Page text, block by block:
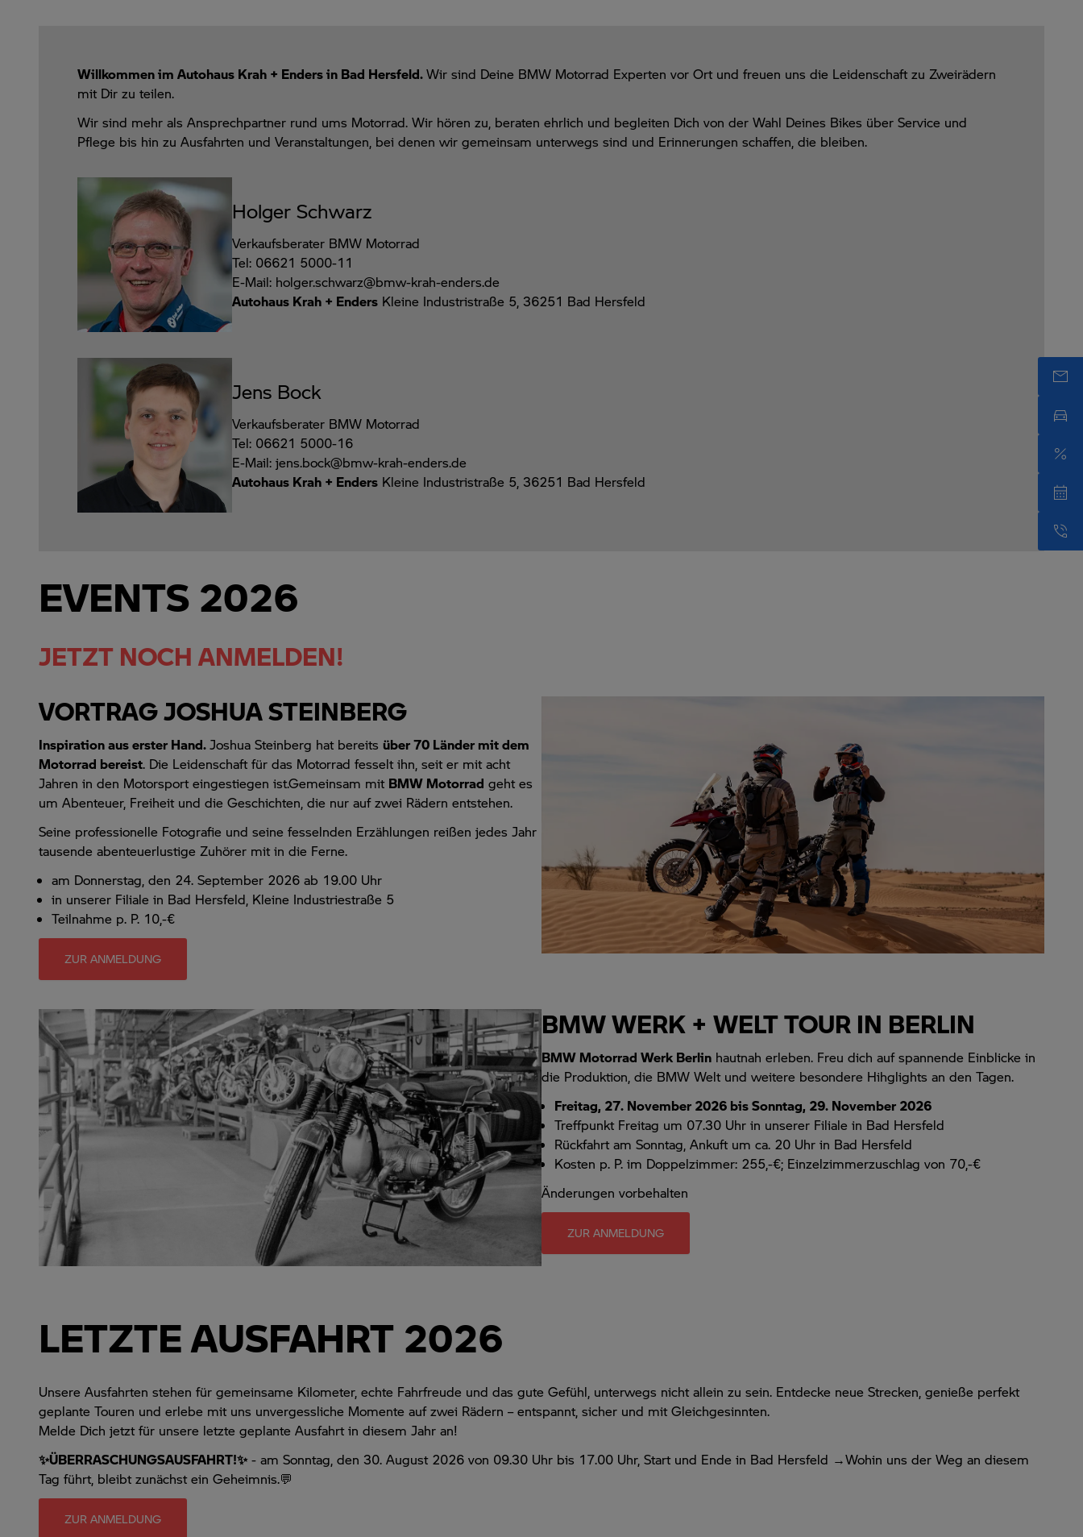
Willkommen im Autohaus Krah + Enders in Bad Hersfeld.Wir sind Deine BMW Motorrad Experten vor Ort und freuen uns die Leidenschaft zu Zweirädern
mit Dir zu teilen.
Wir sind mehr als Ansprechpartner rund ums Motorrad. Wir hören zu, beraten ehrlich und begleiten Dich von der Wahl Deines Bikes über Service und
Pflege bis hin zu Ausfahrten und Veranstaltungen, bei denen wir gemeinsam unterwegs sind und Erinnerungen schaffen, die bleiben.
Holger Schwarz
Verkaufsberater BMW Motorrad
Tel: 06621 5000-11
E-Mail: holger.schwarz@bmw-krah-enders.de
Autohaus Krah + Enders Kleine Industristraße 5, 36251 Bad Hersfeld
Jens Bock
Verkaufsberater BMW Motorrad
Tel: 06621 5000-16
E-Mail: jens.bock@bmw-krah-enders.de
Autohaus Krah + Enders Kleine Industristraße 5, 36251 Bad Hersfeld
EVENTS 2026
JETZT NOCH ANMELDEN!
VORTRAG JOSHUA STEINBERG
Inspiration aus erster Hand.Joshua Steinberg hat bereits über 70 Länder mit dem
Motorrad bereist. Die Leidenschaft für das Motorrad fesselt ihn, seit er mit acht
Jahren in den Motorsport eingestiegen ist.Gemeinsam mit BMW Motorrad geht es
um Abenteuer, Freiheit und die Geschichten, die nur auf zwei Rädern entstehen.
Seine professionelle Fotografie und seine fesselnden Erzählungen reißen jedes Jahr
tausende abenteuerlustige Zuhörer mit in die Ferne.
am Donnerstag, den 24. September 2026 ab 19.00 Uhr
in unserer Filiale in Bad Hersfeld, Kleine Industriestraße 5
Teilnahme p. P. 10,-€
ZUR ANMELDUNG
BMW WERK + WELT TOUR IN BERLIN
BMW Motorrad Werk Berlin hautnah erleben. Freu dich auf spannende Einblicke in
die Produktion, die BMW Welt und weitere besondere Hihglights an den Tagen.
Freitag, 27. November 2026 bis Sonntag, 29. November 2026
Treffpunkt Freitag um 07.30 Uhr in unserer Filiale in Bad Hersfeld
Rückfahrt am Sonntag, Ankuft um ca. 20 Uhr in Bad Hersfeld
Kosten p. P. im Doppelzimmer: 255,-€; Einzelzimmerzuschlag von 70,-€
Änderungen vorbehalten
ZUR ANMELDUNG
LETZTE AUSFAHRT 2026
Unsere Ausfahrten stehen für gemeinsame Kilometer, echte Fahrfreude und das gute Gefühl, unterwegs nicht allein zu sein. Entdecke neue Strecken, genieße perfekt
geplante Touren und erlebe mit uns unvergessliche Momente auf zwei Rädern – entspannt, sicher und mit Gleichgesinnten.
Melde Dich jetzt für unsere letzte geplante Ausfahrt in diesem Jahr an!
✨ÜBERRASCHUNGSAUSFAHRT!✨- am Sonntag, den 30. August 2026 von 09.30 Uhr bis 17.00 Uhr, Start und Ende in Bad Hersfeld →Wohin uns der Weg an diesem
Tag führt, bleibt zunächst ein Geheimnis.💬
ZUR ANMELDUNG